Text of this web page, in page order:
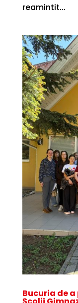
reamintit...
Bucuria de